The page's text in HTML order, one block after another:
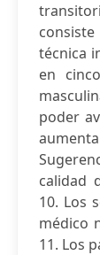
técnica
en
poder
calidad
10. Los
médico
11. Los